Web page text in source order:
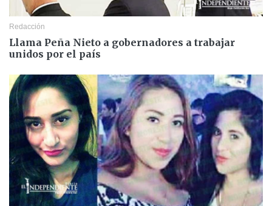
Redacción
Llama Peña Nieto a gobernadores a trabajar
unidos por el país